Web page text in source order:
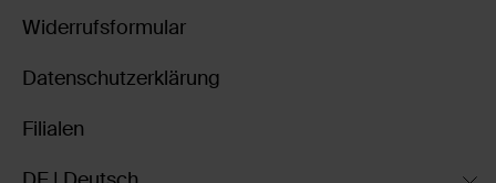
Widerrufsformular
Datenschutzerklärung
Filialen